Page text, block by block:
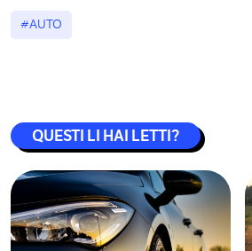
#AUTO
QUESTI LI HAI LETTI?